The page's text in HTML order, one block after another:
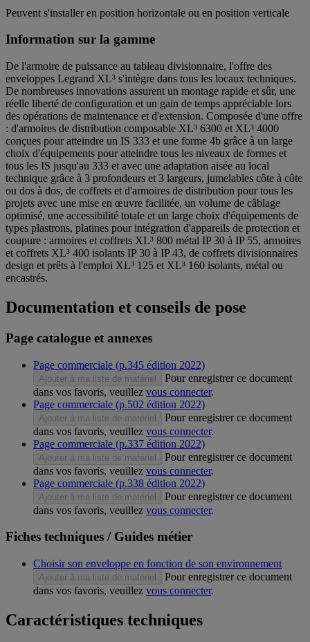
Peuvent s'installer en position horizontale ou en position verticale
Information sur la gamme
De l'armoire de puissance au tableau divisionnaire, l'offre des
enveloppes Legrand XL³ s'intègre dans tous les locaux techniques.
De nombreuses innovations assurent un montage rapide et sûr, une
réelle liberté de configuration et un gain de temps appréciable lors
des opérations de maintenance et d'extension. Composée d'une offre
: d'armoires de distribution composable XL³ 6300 et XL³ 4000
conçues pour atteindre un IS 333 et une forme 4b grâce à un large
choix d'équipements pour atteindre tous les niveaux de formes et
tous les IS jusqu'au 333 et avec une adaptation aisée au local
technique grâce à 3 profondeurs et 3 largeurs, jumelables côte à côte
ou dos à dos, de coffrets et d'armoires de distribution pour tous les
projets avec une mise en œuvre facilitée, un volume de câblage
optimisé, une accessibilité totale et un large choix d'équipements de
types plastrons, platines pour intégration d'appareils de protection et
coupure : armoires et coffrets XL³ 800 métal IP 30 à IP 55, armoires
et coffrets XL³ 400 isolants IP 30 à IP 43, de coffrets divisionnaires
design et prêts à l'emploi XL³ 125 et XL³ 160 isolants, métal ou
encastrés.
Documentation et conseils de pose
Page catalogue et annexes
Page commerciale (p.345 édition 2022)
Ajouter à ma liste de matériel
Pour enregistrer ce document
dans vos favoris, veuillez vous connecter.
Page commerciale (p.502 édition 2022)
Ajouter à ma liste de matériel
Pour enregistrer ce document
dans vos favoris, veuillez vous connecter.
Page commerciale (p.337 édition 2022)
Ajouter à ma liste de matériel
Pour enregistrer ce document
dans vos favoris, veuillez vous connecter.
Page commerciale (p.338 édition 2022)
Ajouter à ma liste de matériel
Pour enregistrer ce document
dans vos favoris, veuillez vous connecter.
Fiches techniques / Guides métier
Choisir son enveloppe en fonction de son environnement
Ajouter à ma liste de matériel
Pour enregistrer ce document
dans vos favoris, veuillez vous connecter.
Caractéristiques techniques